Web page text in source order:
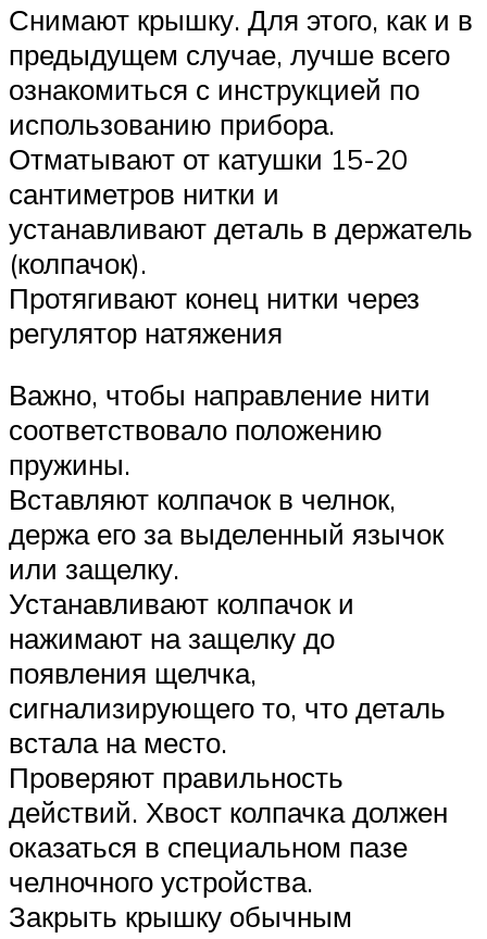
Снимают крышку. Для этого, как и в
предыдущем случае, лучше всего
ознакомиться с инструкцией по
использованию прибора.
Отматывают от катушки 15-20
сантиметров нитки и
устанавливают деталь в держатель
(колпачок).
Протягивают конец нитки через
регулятор натяжения
Важно, чтобы направление нити
соответствовало положению
пружины.
Вставляют колпачок в челнок,
держа его за выделенный язычок
или защелку.
Устанавливают колпачок и
нажимают на защелку до
появления щелчка,
сигнализирующего то, что деталь
встала на место.
Проверяют правильность
действий. Хвост колпачка должен
оказаться в специальном пазе
челночного устройства.
Закрыть крышку обычным